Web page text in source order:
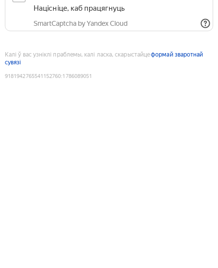
Націсніце, каб працягнуць
SmartCaptcha by Yandex Cloud
Калі ў вас узніклі праблемы, калі ласка, скарыстайцеформай зваротнай
сувязі
9181942765541152760:1786089051